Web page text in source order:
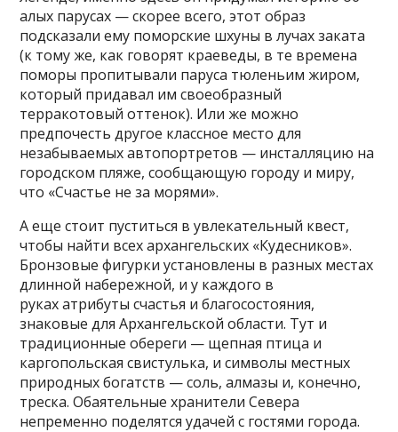
алых парусах — скорее всего, этот образ
подсказали ему поморские шхуны в лучах заката
(к тому же, как говорят краеведы, в те времена
поморы пропитывали паруса тюленьим жиром,
который придавал им своеобразный
терракотовый оттенок). Или же можно
предпочесть другое классное место для
незабываемых автопортретов — инсталляцию на
городском пляже, сообщающую городу и миру,
что «Счастье не за морями».
А еще стоит пуститься в увлекательный квест,
чтобы найти всех архангельских «Кудесников».
Бронзовые фигурки установлены в разных местах
длинной набережной, и у каждого в
руках атрибуты счастья и благосостояния,
знаковые для Архангельской области. Тут и
традиционные обереги — щепная птица и
каргопольская свистулька, и символы местных
природных богатств — соль, алмазы и, конечно,
треска. Обаятельные хранители Севера
непременно поделятся удачей с гостями города.